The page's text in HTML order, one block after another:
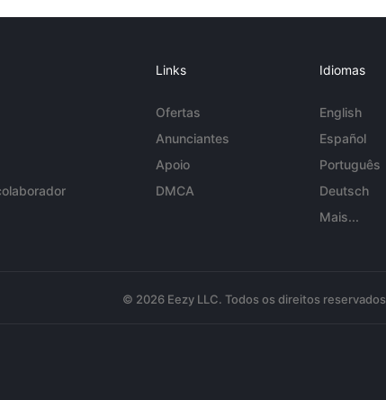
Links
Ofertas
Anunciantes
Apoio
DMCA
Idiomas
English
Español
Português
Deutsch
Mais...
© 2026 Eezy LLC. Todos os direitos reservados